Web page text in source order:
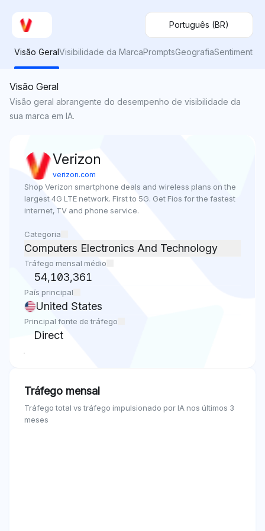
Português (BR)
Visão GeralVisibilidade da MarcaPromptsGeografiaSentimento
Visão Geral
Visão geral abrangente do desempenho de visibilidade da
sua marca em IA.
Verizon
verizon.com
Shop Verizon smartphone deals and wireless plans on the
largest 4G LTE network. First to 5G. Get Fios for the fastest
internet, TV and phone service.
Categoria
Computers Electronics And Technology
Tráfego mensal médio
54,103,361
País principal
United States
Principal fonte de tráfego
Direct
Tráfego mensal
Tráfego total vs tráfego impulsionado por IA nos últimos 3
meses